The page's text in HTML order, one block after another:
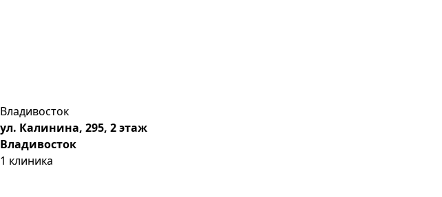
Владивосток
ул. Калинина, 295, 2 этаж
Владивосток
1 клиника